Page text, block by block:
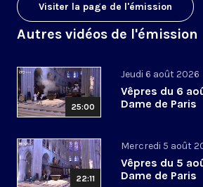
Visiter la page de l'émission
Autres vidéos de l'émission
25:00
Jeudi 6 août 2026
Vêpres du 6
Dame de Paris
22:11
Mercredi 5 août
Vêpres du 5
Dame de Paris